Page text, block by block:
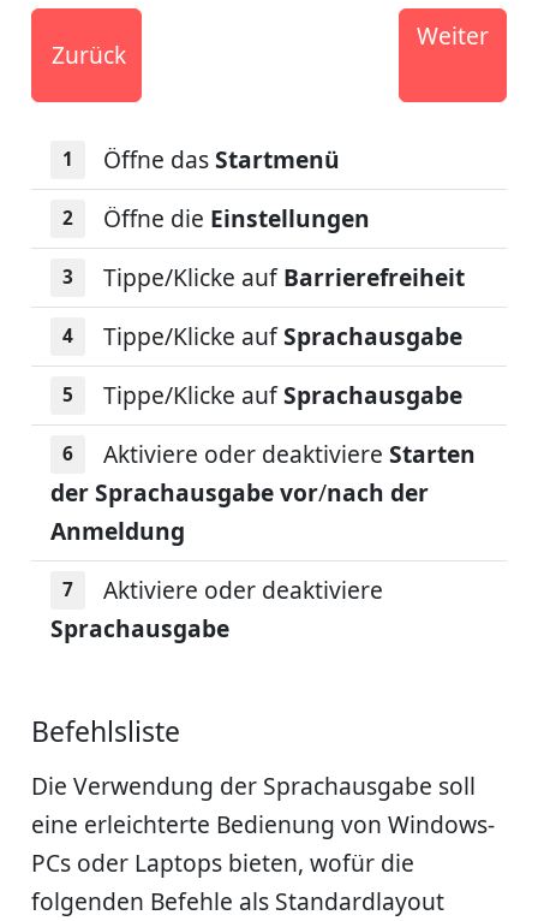
Öffne dasStartmenü
Öffne die Einstellungen
Tippe/Klicke aufBarrierefreiheit
Tippe/Klicke aufSprachausgabe
Tippe/Klicke aufSprachausgabe
Aktiviere oder deaktiviere Starten
der Sprachausgabe vor/nach der
Anmeldung
Aktiviere oder deaktiviere
Sprachausgabe
Zurück
Weiter
Befehlsliste
Die Verwendung der Sprachausgabe soll
eine erleichterte Bedienung von Windows-
PCs oder Laptops bieten, wofür die
folgenden Befehle als Standardlayout